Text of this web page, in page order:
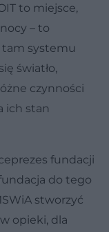
to miejsce,
– to
tam systemu
światło,
czynności
ich stan
fundacji
do tego
stworzyć
opieki, dla